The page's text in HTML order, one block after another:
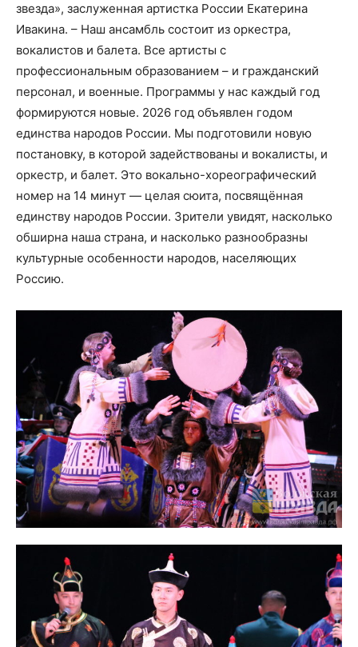
звезда», заслуженная артистка России Екатерина
Ивакина. – Наш ансамбль состоит из оркестра,
вокалистов и балета. Все артисты с
профессиональным образованием – и гражданский
персонал, и военные. Программы у нас каждый год
формируются новые. 2026 год объявлен годом
единства народов России. Мы подготовили новую
постановку, в которой задействованы и вокалисты, и
оркестр, и балет. Это вокально-хореографический
номер на 14 минут — целая сюита, посвящённая
единству народов России. Зрители увидят, насколько
обширна наша страна, и насколько разнообразны
культурные особенности народов, населяющих
Россию.